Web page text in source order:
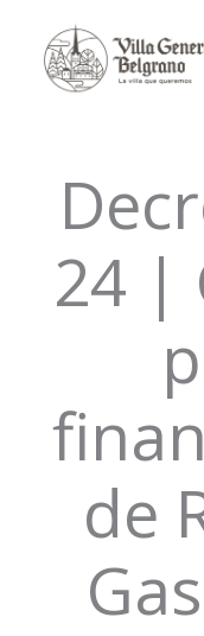
contenido
24 |
de